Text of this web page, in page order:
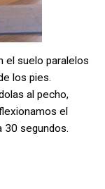
el suelo paralelos
los pies.
al pecho,
el
30 segundos.